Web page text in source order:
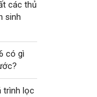
các thủ
sinh
có gì
trình lọc